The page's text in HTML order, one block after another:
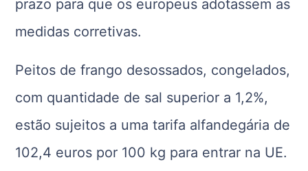
prazo para que os europeus adotassem as
medidas corretivas.
Peitos de frango desossados, congelados,
com quantidade de sal superior a 1,2%,
estão sujeitos a uma tarifa alfandegária de
102,4 euros por 100 kg para entrar na UE.